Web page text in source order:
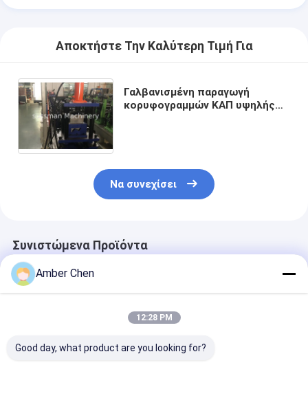
Αποκτήστε Την Καλύτερη Τιμή Για
Γαλβανισμένη παραγωγή
κορυφογραμμών ΚΑΠ υψηλής
Να συνεχίσει
Συνιστώμενα Προϊόντα
Amber Chen
12:28 PM
Good day, what product are you looking for?